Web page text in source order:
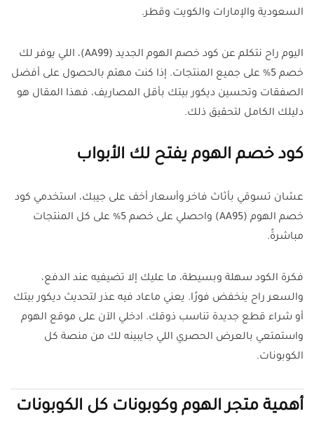
السعودية والإمارات والكويت وقطر.
اليوم راح نتكلم عن كود خصم الهوم الجديد (AA99)، اللي يوفر لك
خصم 5% على جميع المنتجات. إذا كنت مهتم بالحصول على أفضل
الصفقات وتحسين ديكور بيتك بأقل المصاريف، فهذا المقال هو
دليلك الكامل لتحقيق ذلك.
كود خصم الهوم يفتح لك الأبواب
عشان تسوقي بأثاث فاخر وأسعار أخف على جيبك، استخدمي كود
خصم الهوم (AA95) واحصلي على خصم 5% على كل المنتجات
مباشرةً.
فكرة الكود سهلة وبسيطة، ما عليك إلا تضيفيه عند الدفع،
والسعر راح ينخفض فورًا. يعني ماعاد فيه عذر لتحديث ديكور بيتك
أو شراء قطع جديدة تناسب ذوقك. ادخلي الآن على موقع الهوم
واستمتعي بالعرض الحصري اللي جايبينه لك من منصة كل
الكوبونات.
أهمية متجر الهوم وكوبونات كل الكوبونات